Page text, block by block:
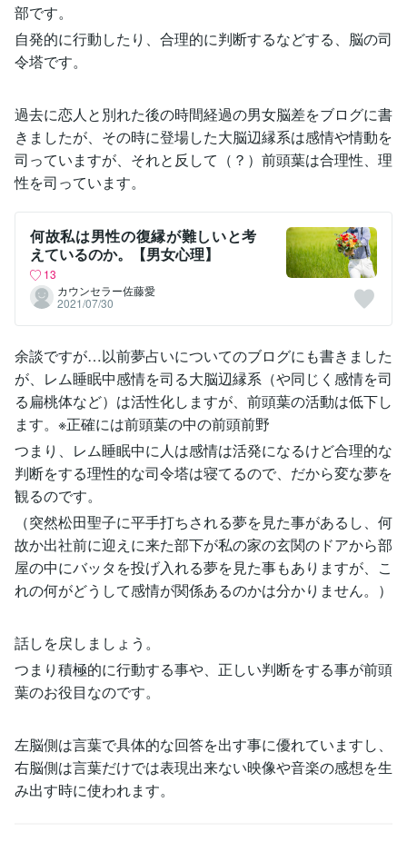
部です。
自発的に行動したり、合理的に判断するなどする、脳の司
令塔です。
過去に恋人と別れた後の時間経過の男女脳差をブログに書
きましたが、その時に登場した大脳辺縁系は感情や情動を
司っていますが、それと反して（？）前頭葉は合理性、理
性を司っています。
何故私は男性の復縁が難しいと考
えているのか。【男女心理】
13
カウンセラー佐藤愛
2021/07/30
余談ですが…以前夢占いについてのブログにも書きました
が、レム睡眠中感情を司る大脳辺縁系（や同じく感情を司
る扁桃体など）は活性化しますが、前頭葉の活動は低下し
ます。※正確には前頭葉の中の前頭前野
つまり、レム睡眠中に人は感情は活発になるけど合理的な
判断をする理性的な司令塔は寝てるので、だから変な夢を
観るのです。
（突然松田聖子に平手打ちされる夢を見た事があるし、何
故か出社前に迎えに来た部下が私の家の玄関のドアから部
屋の中にバッタを投げ入れる夢を見た事もありますが、こ
れの何がどうして感情が関係あるのかは分かりません。）
話しを戻しましょう。
つまり積極的に行動する事や、正しい判断をする事が前頭
葉のお役目なのです。
左脳側は言葉で具体的な回答を出す事に優れていますし、
右脳側は言葉だけでは表現出来ない映像や音楽の感想を生
み出す時に使われます。